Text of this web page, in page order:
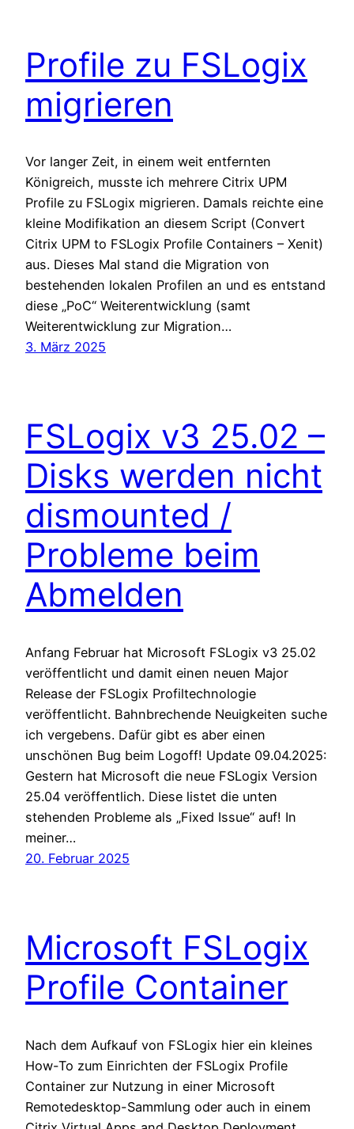
Profile zu FSLogix
migrieren
Vor langer Zeit, in einem weit entfernten
Königreich, musste ich mehrere Citrix UPM
Profile zu FSLogix migrieren. Damals reichte eine
kleine Modifikation an diesem Script (Convert
Citrix UPM to FSLogix Profile Containers – Xenit)
aus. Dieses Mal stand die Migration von
bestehenden lokalen Profilen an und es entstand
diese „PoC“ Weiterentwicklung (samt
Weiterentwicklung zur Migration…
3. März 2025
FSLogix v3 25.02 –
Disks werden nicht
dismounted /
Probleme beim
Abmelden
Anfang Februar hat Microsoft FSLogix v3 25.02
veröffentlicht und damit einen neuen Major
Release der FSLogix Profiltechnologie
veröffentlicht. Bahnbrechende Neuigkeiten suche
ich vergebens. Dafür gibt es aber einen
unschönen Bug beim Logoff! Update 09.04.2025:
Gestern hat Microsoft die neue FSLogix Version
25.04 veröffentlich. Diese listet die unten
stehenden Probleme als „Fixed Issue“ auf! In
meiner…
20. Februar 2025
Microsoft FSLogix
Profile Container
Nach dem Aufkauf von FSLogix hier ein kleines
How-To zum Einrichten der FSLogix Profile
Container zur Nutzung in einer Microsoft
Remotedesktop-Sammlung oder auch in einem